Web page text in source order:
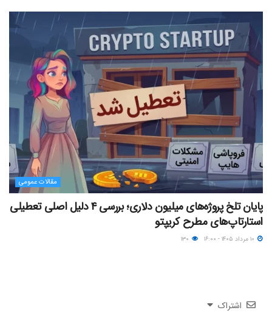
مقالات عمومی
پایان تلخ پروژه‌های میلیون دلاری؛ بررسی ۴ دلیل اصلی تعطیلی
استارتاپ‌های مطرح کریپتو
اشتراک